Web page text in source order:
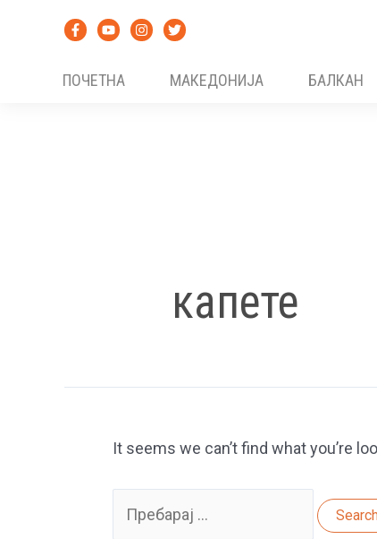
ПОЧЕТНА
МАКЕДОНИЈА БАЛКАН
капете
It seems we can’t find what you’re
for: